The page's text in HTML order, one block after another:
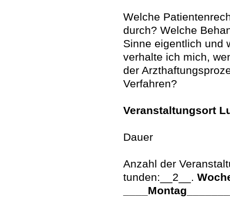
Welche
durch? Welche
Sinne eigentlich und
verhalte ich mich,
der
Verfahren?
Veranstaltungsort
Dauer
Anzahl der
tunden:__2__.